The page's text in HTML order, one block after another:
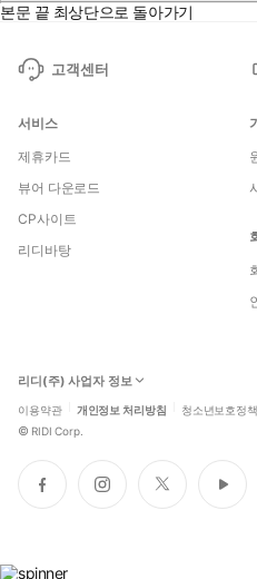
본문 끝 최상단으로 돌아가기
고객센터
서비스
제휴카드
뷰어 다운로드
CP사이트
리디바탕
리디(주) 사업자 정보
이용약관 개인정보 처리방침 청소년보호정책
© RIDI Corp.
페
이
인
스
트
위
유
튜